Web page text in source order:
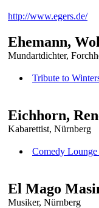
http://www.egers.de/
Ehemann,
Mundartdichter,
Tribute to
Eichhorn,
Kabarettist, Nürnberg
Comedy
El Mago
Musiker, Nürnberg